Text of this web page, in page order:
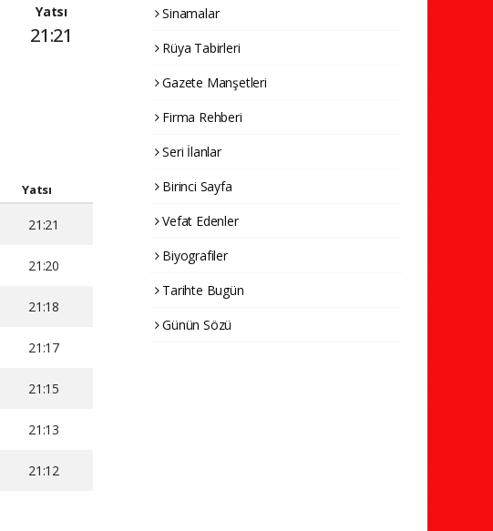
Yatsı
21:21
Yatsı
21:21
21:20
21:18
21:17
21:15
21:13
21:12
Sinamalar
Rüya Tabirleri
Gazete Manşetleri
Firma Rehberi
Seri İlanlar
Birinci Sayfa
Vefat Edenler
Biyografiler
Tarihte Bugün
Günün Sözü